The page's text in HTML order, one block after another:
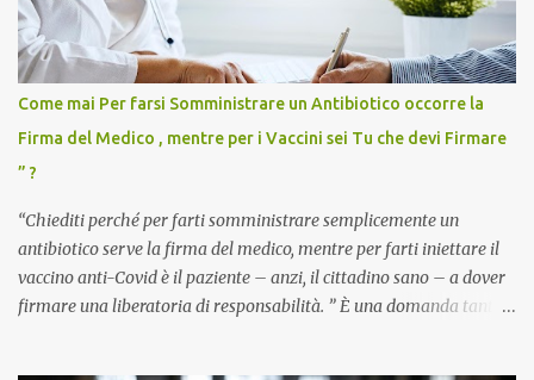
Come mai Per farsi Somministrare un Antibiotico occorre la
Firma del Medico , mentre per i Vaccini sei Tu che devi Firmare
” ?
“Chiediti perché per farti somministrare semplicemente un
antibiotico serve la firma del medico, mentre per farti iniettare il
vaccino anti-Covid è il paziente – anzi, il cittadino sano – a dover
firmare una liberatoria di responsabilità. ” È una domanda tanto